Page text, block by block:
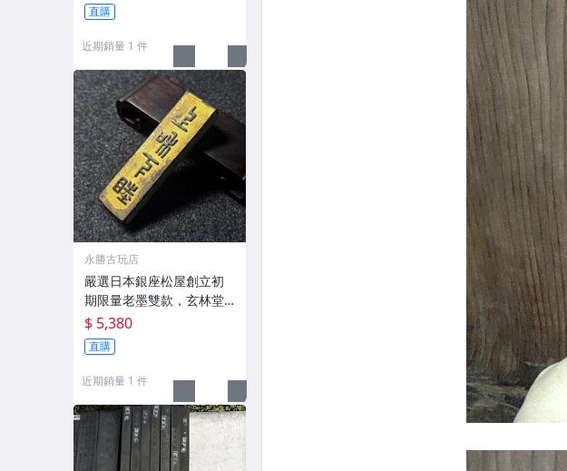
直購
近期銷量 1 件
永勝古玩店
嚴選日本銀座松屋創立初
期限量老墨雙款，玄林堂
專為松屋打造，重量22.5
g，適合收藏及品味民國時
期古雅文化 文房用具 民國
古墨 收藏文玩
$ 5,380
直購
近期銷量 1 件